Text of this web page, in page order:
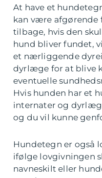
At have et
kan være afgørende
tilbage, hvis den
hund bliver fundet,
et nærliggende
dyrlæge for at blive
eventuelle
Hvis hunden har et
internater og
og du vil kunne
Hundetegn er også
ifølge lovgivningen
navneskilt eller